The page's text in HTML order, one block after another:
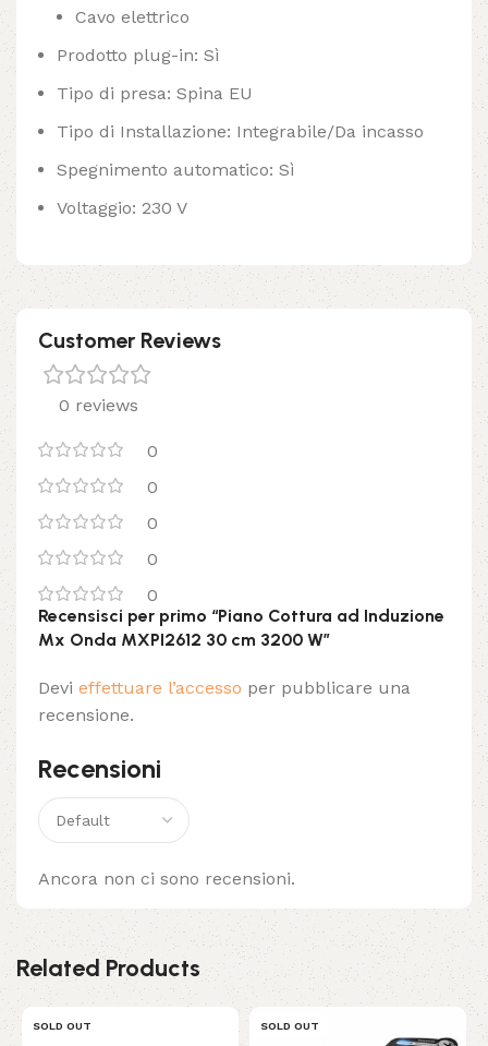
Cavo elettrico
Prodotto plug-in: Sì
Tipo di presa: Spina EU
Tipo di Installazione: Integrabile/Da incasso
Spegnimento automatico: Sì
Voltaggio: 230 V
Customer Reviews
0 reviews
0
0
0
0
0
Recensioni
Ancora non ci sono recensioni.
Recensisci per primo “Piano Cottura ad Induzione
Mx Onda MXPI2612 30 cm 3200 W”
Devi effettuare l’accesso per pubblicare una
recensione.
Related Products
SOLD OUT SOLD OUT